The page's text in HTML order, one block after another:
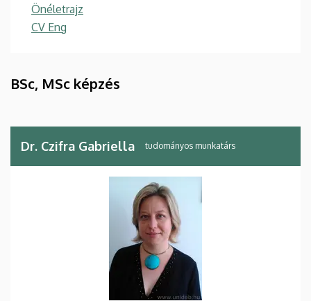
Önéletrajz
CV Eng
BSc, MSc képzés
Dr. Czifra Gabriella tudományos munkatárs